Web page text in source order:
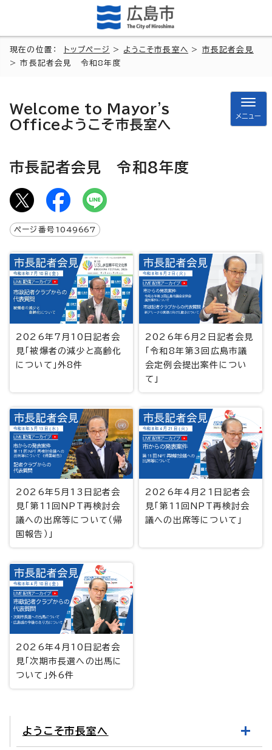
現在の位置： トップページ > ようこそ市長室へ > 市長記者会見
> 市長記者会見 令和8年度
Welcome to Mayor's
Officeようこそ市長室へ
メニュー
市長記者会見 令和8年度
ページ番号 1049667
2026年7月10日記者会
見「被爆者の減少と高齢化
について」外8件
2026年6月2日記者会見
「令和8年第3回広島市議
会定例会提出案件につい
て」
2026年5月13日記者会
見「第11回NPT再検討会
議への出席等について（帰
国報告）」
2026年4月21日記者会
見「第11回NPT再検討会
議への出席等について」
2026年4月10日記者会
見「次期市長選への出馬に
ついて」外6件
ようこそ市長室へ